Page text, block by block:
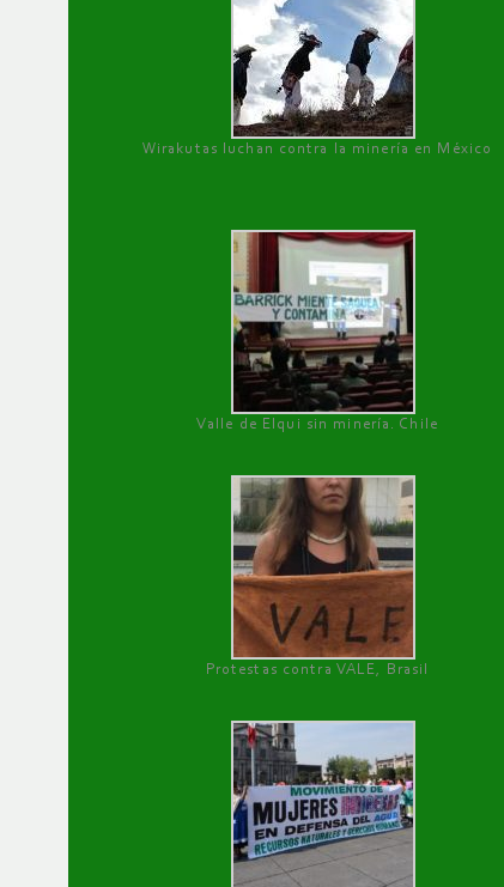
Wirakutas luchan contra la minería en México
Valle de Elqui sin minería. Chile
Protestas contra VALE, Brasil